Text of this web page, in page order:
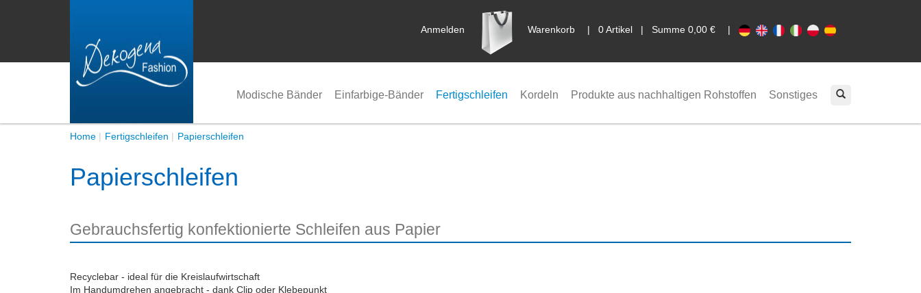
Anmelden
Warenkorb
| 0 Artikel | Summe 0,00 € |
Modische Bänder Einfarbige-Bänder Fertigschleifen Kordeln Produkte aus nachhaltigen Rohstoffen Sonstiges
Home Fertigschleifen Papierschleifen
Papierschleifen
Gebrauchsfertig konfektionierte Schleifen aus Papier
Recyclebar - ideal für die Kreislaufwirtschaft
Im Handumdrehen angebracht - dank Clip oder Klebepunkt